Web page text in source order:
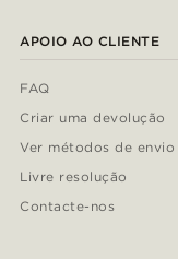
APOIO AO CLIENTE
FAQ
Criar uma devolução
Ver métodos de envio
Livre resolução
Contacte-nos